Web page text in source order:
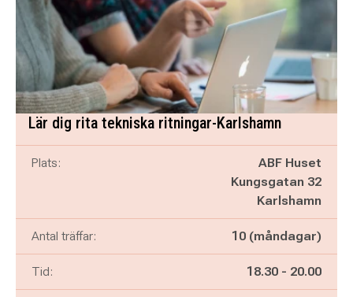
Lär dig rita tekniska ritningar-Karlshamn
Plats:
ABF Huset
Kungsgatan 32
Karlshamn
Antal träffar: 10 (måndagar)
Tid: Pågår mellan
18.30 - och
20.00